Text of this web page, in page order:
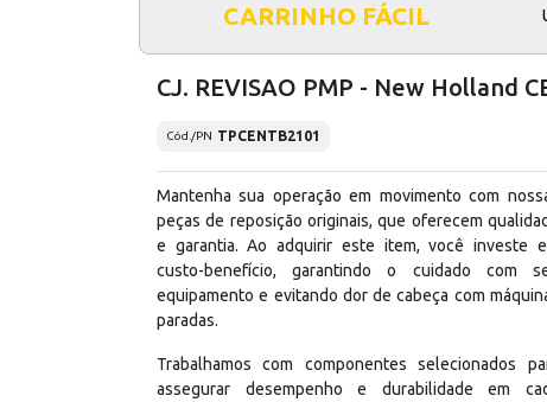
CARRINHO FÁCIL
CJ. REVISAO PMP - New Holland
Cód./PN TPCENTB2101
Mantenha sua operação em movimento com
peças de reposição originais, que oferecem
e garantia. Ao adquirir este item, você investe
custo-benefício, garantindo o cuidado com
equipamento e evitando dor de cabeça com
paradas.
Trabalhamos com componentes selecionados
assegurar desempenho e durabilidade em